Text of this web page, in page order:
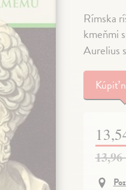
Rímska
kmeňmi
Aurelius
Kúpiť